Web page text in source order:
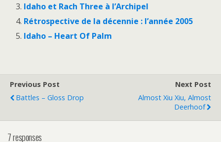
Idaho et Rach Three à l’Archipel
Rétrospective de la décennie : l’année 2005
Idaho – Heart Of Palm
Previous Post
Battles – Gloss Drop
Next Post
Almost Xiu Xiu, Almost
Deerhoof
7 responses